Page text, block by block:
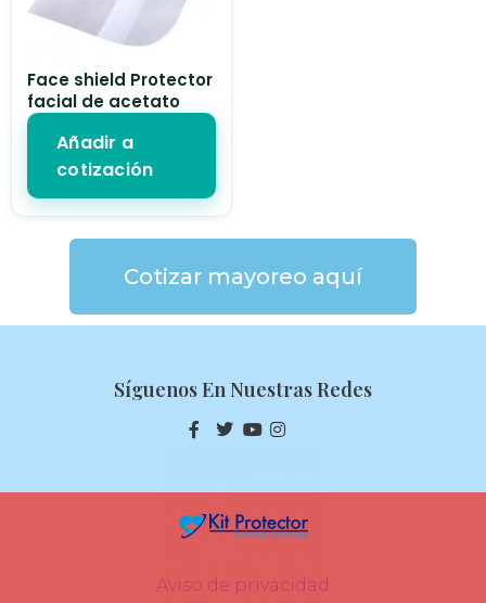
Face shield Protector
facial de acetato
Añadir a
cotización
Cotizar mayoreo aquí
Síguenos En Nuestras Redes
Aviso de privacidad